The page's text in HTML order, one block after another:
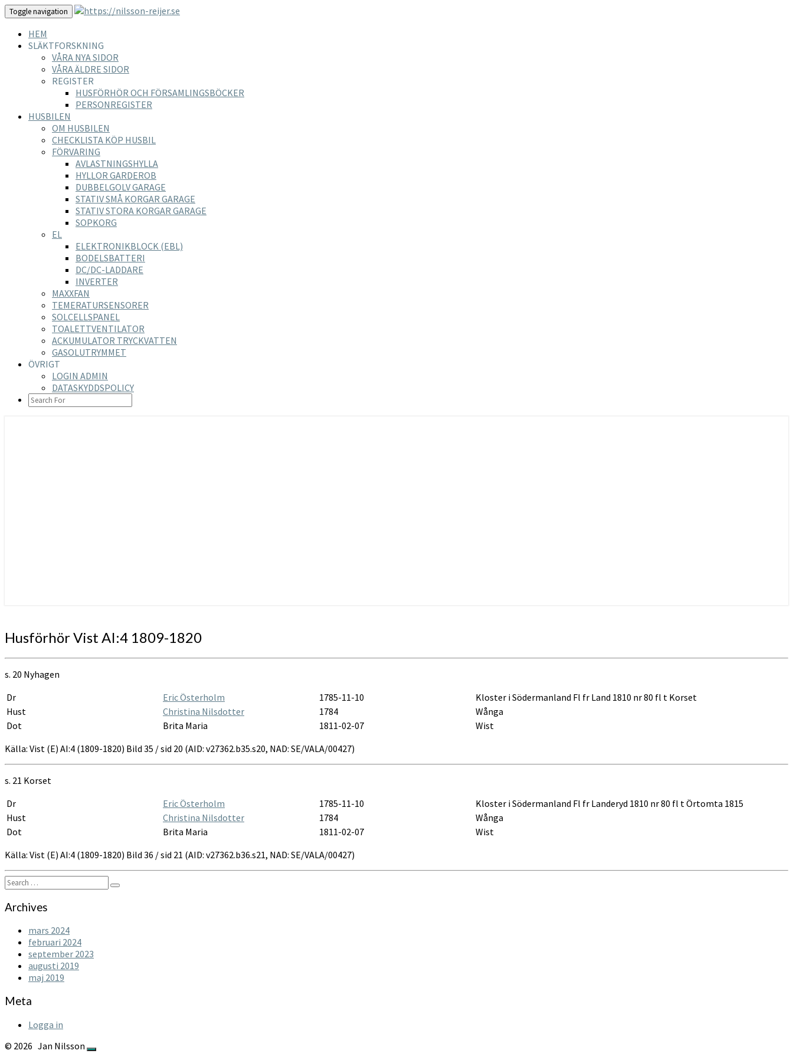
Toggle navigation
HEM
SLÄKTFORSKNING
VÅRA NYA SIDOR
VÅRA ÄLDRE SIDOR
REGISTER
HUSFÖRHÖR OCH FÖRSAMLINGSBÖCKER
PERSONREGISTER
HUSBILEN
OM HUSBILEN
CHECKLISTA KÖP HUSBIL
FÖRVARING
AVLASTNINGSHYLLA
HYLLOR GARDEROB
DUBBELGOLV GARAGE
STATIV SMÅ KORGAR GARAGE
STATIV STORA KORGAR GARAGE
SOPKORG
EL
ELEKTRONIKBLOCK (EBL)
BODELSBATTERI
DC/DC-LADDARE
INVERTER
MAXXFAN
TEMERATURSENSORER
SOLCELLSPANEL
TOALETTVENTILATOR
ACKUMULATOR TRYCKVATTEN
GASOLUTRYMMET
ÖVRIGT
LOGIN ADMIN
DATASKYDDSPOLICY
SEARCH
ICON
Husförhör
Vist
AI:4
1809-
1820
Husförhör Vist AI:4 1809-1820
s. 20 Nyhagen
Dr
Eric Österholm 1785-11-10
Kloster i Södermanland Fl fr Land 1810 nr 80 fl t Korset
Hust
Christina Nilsdotter 1784
Wånga
Dot
Brita Maria 1811-02-07
Wist
Källa: Vist (E) AI:4 (1809-1820) Bild 35 / sid 20 (AID: v27362.b35.s20, NAD: SE/VALA/00427)
s. 21 Korset
Dr
Eric Österholm 1785-11-10
Kloster i Södermanland Fl fr Landeryd 1810 nr 80 fl t Örtomta 1815
Hust
Christina Nilsdotter 1784
Wånga
Dot
Brita Maria 1811-02-07
Wist
Källa: Vist (E) AI:4 (1809-1820) Bild 36 / sid 21 (AID: v27362.b36.s21, NAD: SE/VALA/00427)
Search
for:
Search
Archives
mars 2024
februari 2024
september 2023
augusti 2019
maj 2019
Meta
Logga in
© 2026 Jan Nilsson